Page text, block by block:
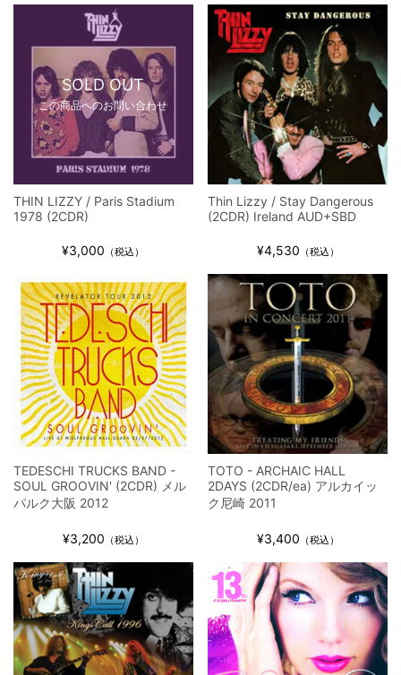
SOLD OUT
この商品へのお問い合わせ
THIN LIZZY / Paris Stadium
1978 (2CDR)
¥3,000 （税込）
Thin Lizzy / Stay Dangerous
(2CDR) Ireland AUD+SBD
¥4,530 （税込）
TEDESCHI TRUCKS BAND -
SOUL GROOVIN' (2CDR) メル
パルク大阪 2012
¥3,200 （税込）
TOTO - ARCHAIC HALL
2DAYS (2CDR/ea) アルカイッ
ク尼崎 2011
¥3,400 （税込）